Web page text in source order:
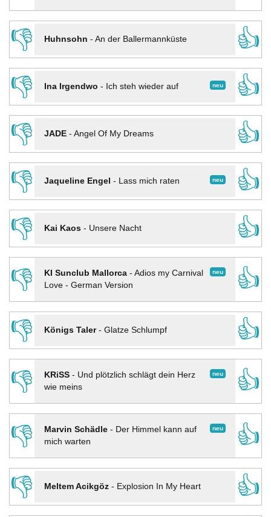
👎
Huhnsohn - An der Ballermannküste
👍
👎
neu
Ina Irgendwo - Ich steh wieder auf
👍
👎
JADE- Angel Of My Dreams
👍
👎
neu
Jaqueline Engel - Lass mich raten
👍
👎
Kai Kaos- Unsere Nacht
👍
👎
neu
KI Sunclub Mallorca- Adios my Carnival
Love - German Version
👍
👎
Königs Taler- Glatze Schlumpf
👍
👎
neu
KRiSS- Und plötzlich schlägt dein Herz
wie meins
👍
👎 neu
Marvin Schädle- Der Himmel kann auf
mich warten
👍
👎
Meltem Acikgöz- Explosion In My Heart
👍